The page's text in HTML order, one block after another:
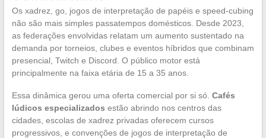
Os xadrez, go, jogos de interpretação de papéis e speed-cubing
não são mais simples passatempos domésticos. Desde 2023,
as federações envolvidas relatam um aumento sustentado na
demanda por torneios, clubes e eventos híbridos que combinam
presencial, Twitch e Discord. O público motor está
principalmente na faixa etária de 15 a 35 anos.
Essa dinâmica gerou uma oferta comercial por si só. Cafés
lúdicos especializados estão abrindo nos centros das
cidades, escolas de xadrez privadas oferecem cursos
progressivos, e convenções de jogos de interpretação de